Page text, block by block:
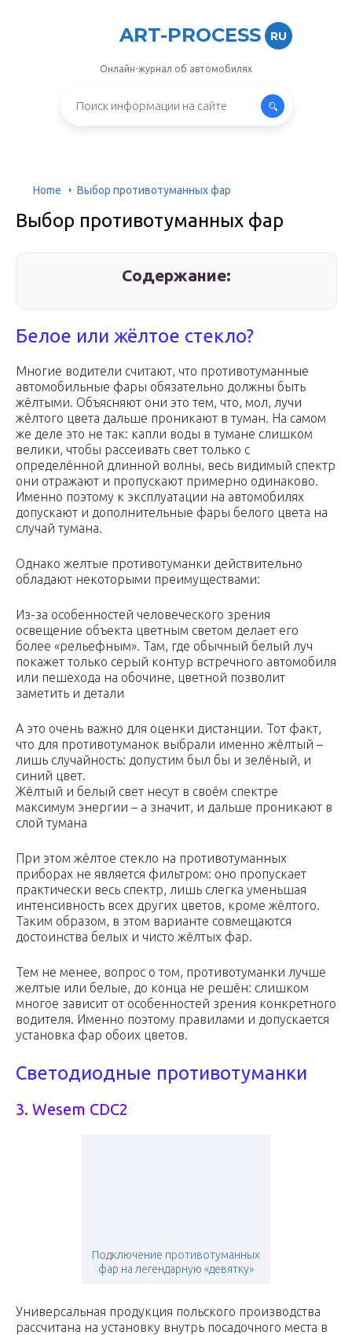
ART-PROCESS RU
Онлайн-журнал об автомобилях
Home Выбор противотуманных фар
Выбор противотуманных фар
Содержание:
Белое или жёлтое стекло?
Многие водители считают, что противотуманные
автомобильные фары обязательно должны быть
жёлтыми. Объясняют они это тем, что, мол, лучи
жёлтого цвета дальше проникают в туман. На самом
же деле это не так: капли воды в тумане слишком
велики, чтобы рассеивать свет только с
определённой длинной волны, весь видимый спектр
они отражают и пропускают примерно одинаково.
Именно поэтому к эксплуатации на автомобилях
допускают и дополнительные фары белого цвета на
случай тумана.
Однако желтые противотуманки действительно
обладают некоторыми преимуществами:
Из-за особенностей человеческого зрения
освещение объекта цветным светом делает его
более «рельефным». Там, где обычный белый луч
покажет только серый контур встречного автомобиля
или пешехода на обочине, цветной позволит
заметить и детали
А это очень важно для оценки дистанции. Тот факт,
что для противотуманок выбрали именно жёлтый –
лишь случайность: допустим был бы и зелёный, и
синий цвет.
Жёлтый и белый свет несут в своём спектре
максимум энергии – а значит, и дальше проникают в
слой тумана
При этом жёлтое стекло на противотуманных
приборах не является фильтром: оно пропускает
практически весь спектр, лишь слегка уменьшая
интенсивность всех других цветов, кроме жёлтого.
Таким образом, в этом варианте совмещаются
достоинства белых и чисто жёлтых фар.
Тем не менее, вопрос о том, противотуманки лучше
желтые или белые, до конца не решён: слишком
многое зависит от особенностей зрения конкретного
водителя. Именно поэтому правилами и допускается
установка фар обоих цветов.
Светодиодные противотуманки
3. Wesem CDC2
Подключение противотуманных
фар на легендарную «девятку»
Универсальная продукция польского производства
рассчитана на установку внутрь посадочного места в